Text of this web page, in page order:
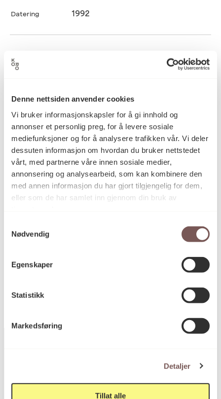
Denne nettsiden anvender cookies
Vi bruker informasjonskapsler for å gi innhold og
annonser et personlig preg, for å levere sosiale
mediefunksjoner og for å analysere trafikken vår. Vi deler
dessuten informasjon om hvordan du bruker nettstedet
vårt, med partnerne våre innen sosiale medier,
annonsering og analysearbeid, som kan kombinere den
med annen informasjon du har gjort tilgjengelig for dem,
eller som de har samlet inn gjennom din bruk av
Nødvendig
Egenskaper
Statistikk
Markedsføring
Detaljer
Tillat alle
Datering 1992
Kategori
Billedvev, Kunsthåndverk, Tekstil,
materiale
Billedvev i ull, lin, kunstsilke og
hestehår kombinert med floss og
sting
Reference
Postadresse